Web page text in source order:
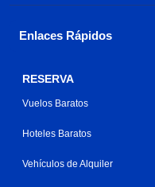
Enlaces Rápidos
RESERVA
Vuelos Baratos
Hoteles Baratos
Vehículos de Alquiler